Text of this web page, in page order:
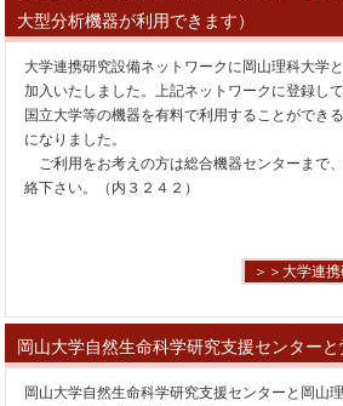
大型分析機器が利用できます）
大学連携研究設備ネットワークに岡山理科大学
加入いたしました。上記ネットワークに登録し
国立大学等の機器を有料で利用することができ
になりました。
ご利用をお考えの方は総合機器センターまで
絡下さい。（内３２４２）
＞＞大学連
岡山大学自然生命科学研究支援センターと
岡山大学自然生命科学研究支援センターと岡山